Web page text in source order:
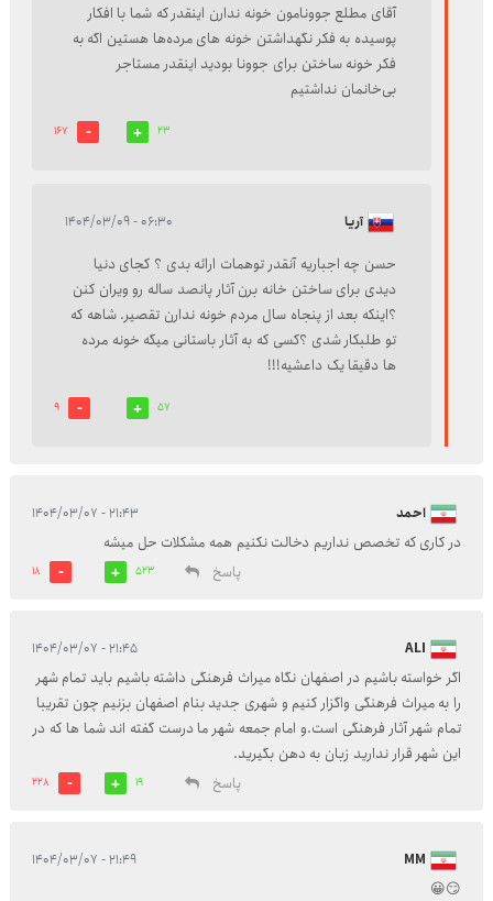
آقای مطلع جوونامون خونه ندارن اینقدر که شما با افکار
پوسیده به فکر نگهداشتن خونه های مرده‌ها هستین اگه به
فکر خونه ساختن برای جوونا بودید اینقدر مستاجر
بی‌خانمان نداشتیم
23
167
آریا ۰۶:۳۰ - ۱۴۰۴/۰۳/۰۹
حسن چه اجباریه آنقدر توهمات ارائه بدی ؟ کجای دنیا
دیدی برای ساختن خانه برن آثار پانصد ساله رو ویران کنن
؟اینکه بعد از پنجاه سال مردم خونه ندارن تقصیر. شاهه که
تو طلبکار شدی ؟کسی که به آثار باستانی میگه خونه مرده
ها دقیقا یک داعشیه!!!
57
9
احمد ۲۱:۴۳ - ۱۴۰۴/۰۳/۰۷
در کاری که تخصص نداریم دخالت نکنیم همه مشکلات حل میشه
پاسخ
523
18
ALI ۲۱:۴۵ - ۱۴۰۴/۰۳/۰۷
اگر خواسته باشیم در اصفهان نگاه میراث فرهنگی داشته باشیم باید تمام شهر
را به میراث فرهنگی واگزار کنیم و شهری جدید بنام اصفهان بزنیم چون تقریبا
تمام شهر آثار فرهنگی است.و امام جمعه شهر ما درست گفته اند شما ها که در
این شهر قرار ندارید زبان به دهن بگیرید.
پاسخ
19
228
MM ۲۱:۴۹ - ۱۴۰۴/۰۳/۰۷
😏😀